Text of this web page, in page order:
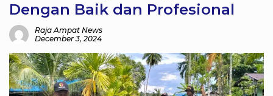
Dengan Baik dan Profesional
Raja Ampat News
December 3, 2024